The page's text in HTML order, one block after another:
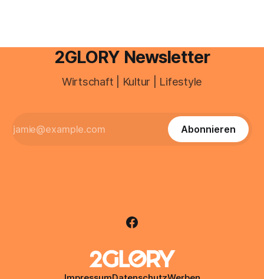
2GLORY Newsletter
Wirtschaft | Kultur | Lifestyle
Abonnieren